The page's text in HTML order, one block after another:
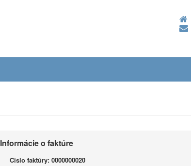
Informácie o faktúre
Číslo faktúry: 0000000020